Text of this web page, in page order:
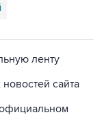
ленту
сайта